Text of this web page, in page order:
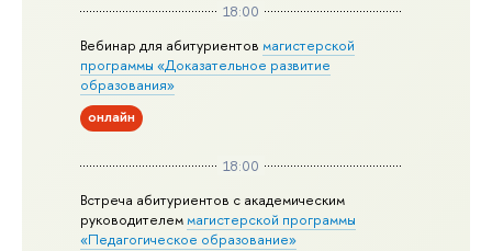
18:00
Вебинар для абитуриентовмагистерской
программы «Доказательное развитие
образования»
онлайн
18:00
Встреча абитуриентов с академическим
руководителеммагистерской программы
«Педагогическое образование»